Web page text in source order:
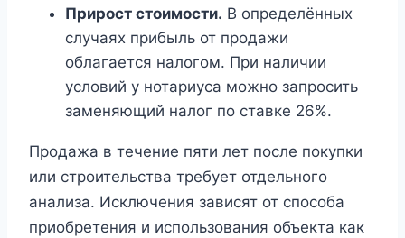
Прирост стоимости. В определённых
случаях прибыль от продажи
облагается налогом. При наличии
условий у нотариуса можно запросить
заменяющий налог по ставке 26%.
Продажа в течение пяти лет после покупки
или строительства требует отдельного
анализа. Исключения зависят от способа
приобретения и использования объекта как